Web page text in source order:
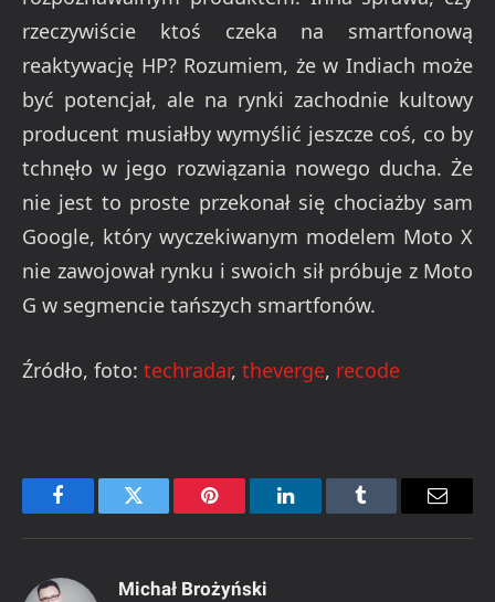
rzeczywiście ktoś czeka na smartfonową
reaktywację HP? Rozumiem, że w Indiach może
być potencjał, ale na rynki zachodnie kultowy
producent musiałby wymyślić jeszcze coś, co by
tchnęło w jego rozwiązania nowego ducha. Że
nie jest to proste przekonał się chociażby sam
Google, który wyczekiwanym modelem Moto X
nie zawojował rynku i swoich sił próbuje z Moto
G w segmencie tańszych smartfonów.
Źródło, foto: techradar, theverge, recode
FacebookTwitter Pinterest LinkedInTumblr Email
Michał Brożyński